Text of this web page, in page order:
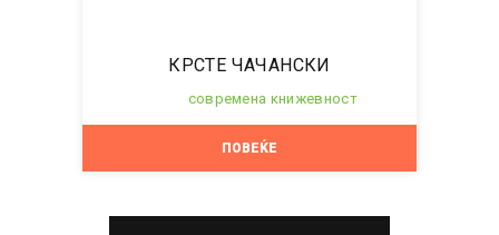
КРСТЕ ЧАЧАНСКИ
современа книжевност
ПОВЕЌЕ